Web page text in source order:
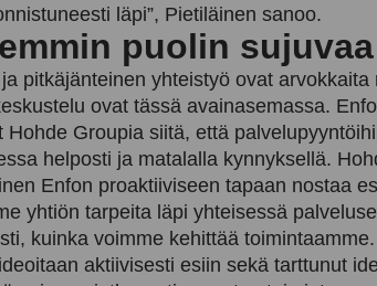
läpi”, Pietiläinen sanoo.
puolin
pitkäjänteinen yhteistyö ovat
ovat tässä avainasemassa.
Hohde Groupia siitä, että
helposti ja matalalla kynnyksellä.
Enfon proaktiiviseen tapaan nostaa
yhtiön tarpeita läpi yhteisessä
kuinka voimme kehittää
aktiivisesti esiin sekä tarttunut